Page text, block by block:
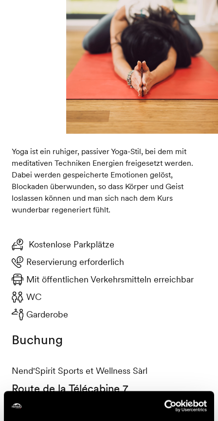
Yoga ist ein ruhiger, passiver Yoga-Stil, bei dem mit
meditativen Techniken Energien freigesetzt werden.
Dabei werden gespeicherte Emotionen gelöst,
Blockaden überwunden, so dass Körper und Geist
loslassen können und man sich nach dem Kurs
wunderbar regeneriert fühlt.
Kostenlose Parkplätze
Reservierung erforderlich
Mit öffentlichen Verkehrsmitteln erreichbar
WC
Garderobe
Buchung
Nend'Spirit Sports et Wellness Sàrl
Route de la Télécabine 7
1997 Haute-Nendaz